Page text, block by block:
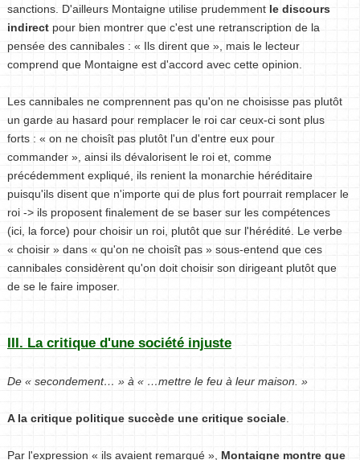
sanctions. D'ailleurs Montaigne utilise prudemment le discours
indirect pour bien montrer que c'est une retranscription de la
pensée des cannibales : « Ils dirent que », mais le lecteur
comprend que Montaigne est d'accord avec cette opinion.
Les cannibales ne comprennent pas qu'on ne choisisse pas plutôt
un garde au hasard pour remplacer le roi car ceux-ci sont plus
forts : « on ne choisît pas plutôt l'un d'entre eux pour
commander », ainsi ils dévalorisent le roi et, comme
précédemment expliqué, ils renient la monarchie héréditaire
puisqu'ils disent que n'importe qui de plus fort pourrait remplacer le
roi -> ils proposent finalement de se baser sur les compétences
(ici, la force) pour choisir un roi, plutôt que sur l'hérédité. Le verbe
« choisir » dans « qu'on ne choisît pas » sous-entend que ces
cannibales considèrent qu'on doit choisir son dirigeant plutôt que
de se le faire imposer.
III. La critique d'une société injuste
De « secondement… » à « …mettre le feu à leur maison. »
A la critique politique succède une critique sociale
Par l'expression « ils avaient remarqué », Montaigne montre que